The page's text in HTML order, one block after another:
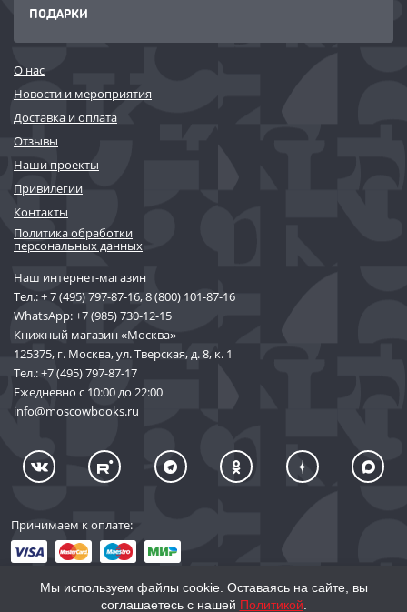
ПОДАРКИ
О нас
Новости и мероприятия
Доставка и оплата
Отзывы
Наши проекты
Привилегии
Контакты
Политика обработки
персональных данных
Наш интернет-магазин
Тел.:+ 7 (495) 797-87-16,8 (800) 101-87-16
WhatsApp:+7 (985) 730-12-15
Книжный магазин «Москва»
125375, г. Москва, ул. Тверская, д. 8, к. 1
Тел.:+7 (495) 797-87-17
Ежедневно с 10:00 до 22:00
info@moscowbooks.ru
Принимаем к оплате:
Мы используем файлы cookie. Оставаясь на сайте, вы
соглашаетесь с нашей Политикой